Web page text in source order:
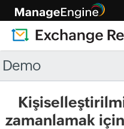
Demo
zamanlamak